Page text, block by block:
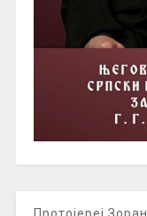
Протојереј